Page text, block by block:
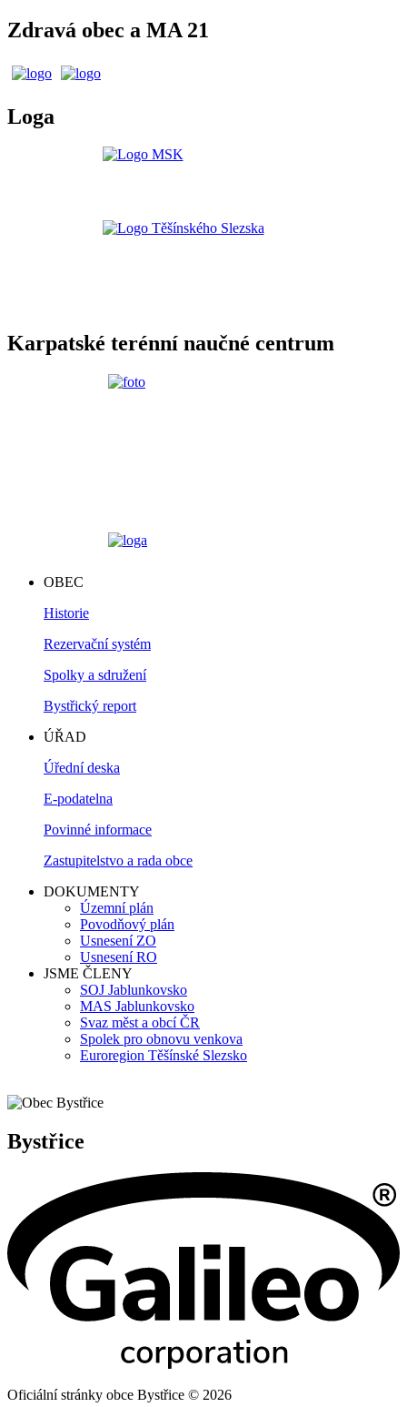
Zdravá obec a MA 21
Loga
Karpatské terénní naučné centrum
OBEC
Historie
Rezervační systém
Spolky a sdružení
Bystřický report
ÚŘAD
Úřední deska
E-podatelna
Povinné informace
Zastupitelstvo a rada obce
DOKUMENTY
Územní plán
Povodňový plán
Usnesení ZO
Usnesení RO
JSME ČLENY
SOJ Jablunkovsko
MAS Jablunkovsko
Svaz měst a obcí ČR
Spolek pro obnovu venkova
Euroregion Těšínské Slezsko
Bystřice
Oficiální stránky obce Bystřice © 2026